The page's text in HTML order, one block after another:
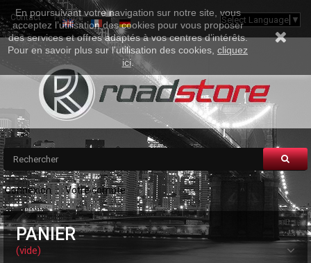
Contact Plan Du Site Select Language ▼
Connexion Votre compte
PANIER
(vide)
En poursuivant votre navigation sur notre site, vous
acceptez l’utilisation des cookies pour vous proposer
des services et offres adaptés à vos centres d’intérêts.
Pour en savoir plus sur l'utilisation des cookies, cliquez
ici.